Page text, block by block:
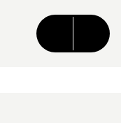
CONTENU